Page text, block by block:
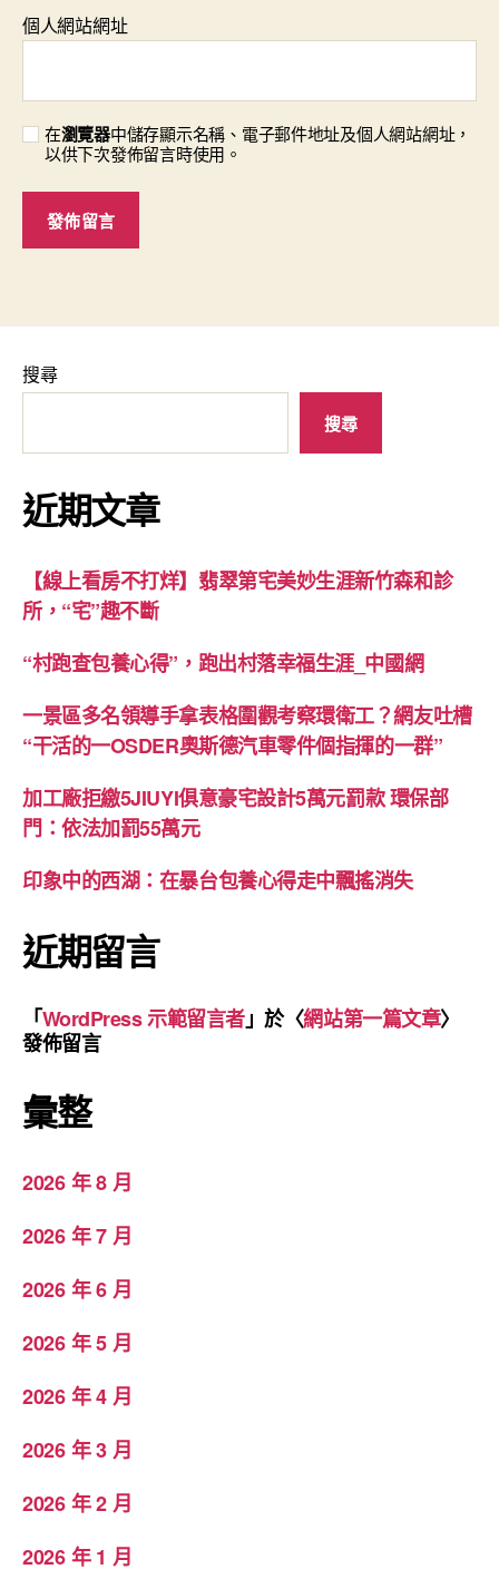
個人網站網址
在瀏覽器中儲存顯示名稱、電子郵件地址及個人網站網址，
以供下次發佈留言時使用。
搜尋
搜尋
近期文章
【線上看房不打烊】翡翠第宅美妙生涯新竹森和診
所，“宅”趣不斷
“村跑查包養心得”，跑出村落幸福生涯_中國網
一景區多名領導手拿表格圍觀考察環衛工？網友吐槽
“干活的一OSDER奧斯德汽車零件個指揮的一群”
加工廠拒繳5JIUYI俱意豪宅設計5萬元罰款 環保部
門：依法加罰55萬元
印象中的西湖：在暴台包養心得走中飄搖消失
近期留言
「WordPress 示範留言者」於〈網站第一篇文章〉
發佈留言
彙整
2026 年 8 月
2026 年 7 月
2026 年 6 月
2026 年 5 月
2026 年 4 月
2026 年 3 月
2026 年 2 月
2026 年 1 月